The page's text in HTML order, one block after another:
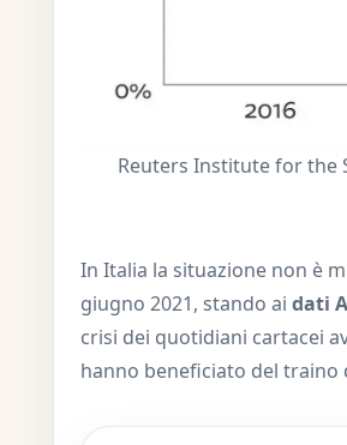
Reuters Institute for the
In Italia la situazione non è
giugno 2021, stando aidati
crisi dei quotidiani cartacei
hanno beneficiato del traino